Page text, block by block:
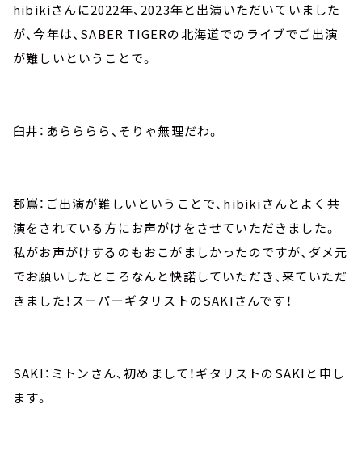
hibikiさんに2022年、2023年と出演いただいていました
が、今年は、SABER TIGERの北海道でのライブでご出演
が難しいということで。
臼井：あらららら、そりゃ無理だわ。
郡嶌：ご出演が難しいということで、hibikiさんとよく共
演をされている方にお声がけをさせていただきました。
私がお声がけするのもおこがましかったのですが、ダメ元
でお願いしたところなんと快諾していただき、来ていただ
きました！スーパーギタリストのSAKIさんです！
SAKI：ミトンさん、初めまして！ギタリストのSAKIと申し
ます。